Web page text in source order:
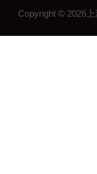
Copyright © 2026